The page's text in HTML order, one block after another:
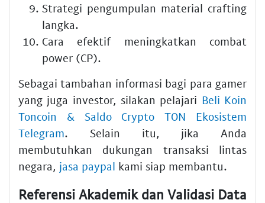
Strategi pengumpulan material crafting
langka.
Cara efektif meningkatkan combat
power (CP).
Sebagai tambahan informasi bagi para gamer
yang juga investor, silakan pelajari Beli Koin
Toncoin & Saldo Crypto TON Ekosistem
Telegram. Selain itu, jika Anda
membutuhkan dukungan transaksi lintas
negara, jasa paypal kami siap membantu.
Referensi Akademik dan Validasi Data